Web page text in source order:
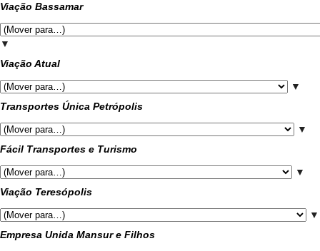
Viação Bassamar
▼
Viação Atual
▼
Transportes Única Petrópolis
▼
Fácil Transportes e Turismo
▼
Viação Teresópolis
▼
Empresa Unida Mansur e Filhos